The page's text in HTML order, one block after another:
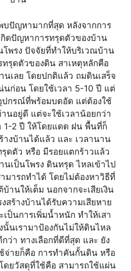
ปัญหามากที่สุด หลังจากการ
กิดปัญหาการทรุดตัวของบ้าน
โพรง ปัจจัยที่ทำให้บริเวณบ้าน
ทรุดตัวของดิน สาเหตุหลักคือ
นเลย โดยปกติแล้ว ถมดินเสร็จ
ก่อน โดยใช้เวลา 5-10 ปี แต่
ปกรณ์ที่พร้อมบดอัด แต่ต้องใช้
านอยู่ดี แต่จะใช้เวลาน้อยกว่า
1-2 ปี ให้โดยแดด ฝน พื้นที่ก็
งบ้านได้แล้ว และ เวลานาน
ดตัว หรือ มีรอยแตกร้าวแล้ว
นเป็นโพรง ดินทรุด ไหลเข้าไป
มารถทำได้ โดยไม่ต้องหาวิธีที่
านให้เต็ม นอกจากจะเสียเงิน
สร้างบ้านได้รับความเสียหาย
เป็นการเพิ่มน้ำหนัก ทำให้เสา
นั้นเรามาป้องกันไม่ให้ดินไหล
ว่า ทางเลือกที่ดีที่สุด และ ยัง
จ่ายก็คือ การทำคันกั้นดิน หรือ
ดยวัสดุที่ใช้คือ สามารถใช้แผ่น